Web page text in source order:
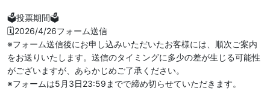
🗳️投票期間🗳️
🗓️2026/4/26フォーム送信
※フォーム送信後にお申し込みいただいたお客様には、順次ご案内
をお送りいたします。送信のタイミングに多少の差が生じる可能性
がございますが、あらかじめご了承ください。
※フォームは5月3日23:59までで締め切らせていただきます。